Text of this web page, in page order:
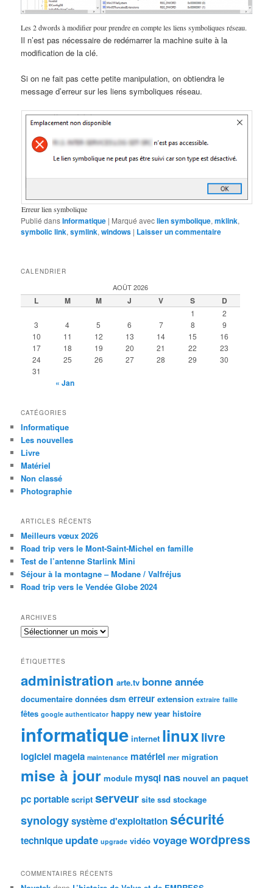
Les 2 dwords à modifier pour prendre en compte les liens symboliques réseau.
Il n’est pas nécessaire de redémarrer la machine suite à la
modification de la clé.
Si on ne fait pas cette petite manipulation, on obtiendra le
message d’erreur sur les liens symboliques réseau.
Erreur lien symbolique
Publié dansInformatique | Marqué aveclien symbolique,mklink,
symbolic link,symlink,windows | Laisser un commentaire
CALENDRIER
AOÛT 2026
L M M J V S D
1
2
3
4 5 6 7 8
9
10
11 12 13 14 15
16
17
18 19 20 21 22
23
24
25 26 27 28 29
30
31
« Jan
CATÉGORIES
Informatique
Les nouvelles
Livre
Matériel
Non classé
Photographie
ARTICLES RÉCENTS
Meilleurs vœux 2026
Road trip vers le Mont-Saint-Michel en famille
Test de l’antenne Starlink Mini
Séjour à la montagne – Modane / Valfréjus
Road trip vers le Vendée Globe 2024
ARCHIVES
Archives
ÉTIQUETTES
administration arte.tv bonne année
documentaire données dsm erreur extension extraire faille
fêtes google authenticator happy new year histoire
informatique internet linuxlivre
logiciel mageia maintenance matériel mer migration
mise à jour module mysql nas nouvel an paquet
pc portable script serveur site ssd stockage
synologysystème d'exploitationsécurité
technique update upgrade vidéo voyagewordpress
COMMENTAIRES RÉCENTS